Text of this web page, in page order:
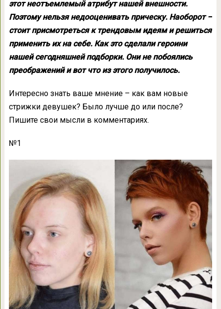
этот неотъемлемый атрибут нашей внешности.
Поэтому нельзя недооценивать прическу. Наоборот –
стоит присмотреться к трендовым идеям и решиться
применить их на себе. Как это сделали героини
нашей сегодняшней подборки. Они не побоялись
преображений и вот что из этого получилось.
Интересно знать ваше мнение – как вам новые
стрижки девушек? Было лучше до или после?
Пишите свои мысли в комментариях.
№1